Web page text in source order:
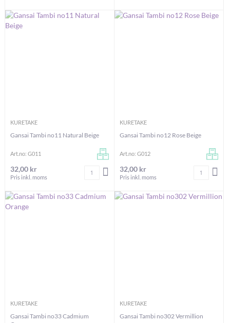
KURETAKE
Gansai Tambi no11 Natural Beige
Art.no: G011
32,00 kr
Pris inkl. moms
Antal LÄGG I VARUKORGEN
KURETAKE
Gansai Tambi no12 Rose Beige
Art.no: G012
32,00 kr
Pris inkl. moms
Antal
KURETAKE
Gansai Tambi no33 Cadmium
KURETAKE
Gansai Tambi no302 Vermillion